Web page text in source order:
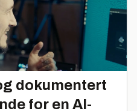
dokumentert
for en AI-